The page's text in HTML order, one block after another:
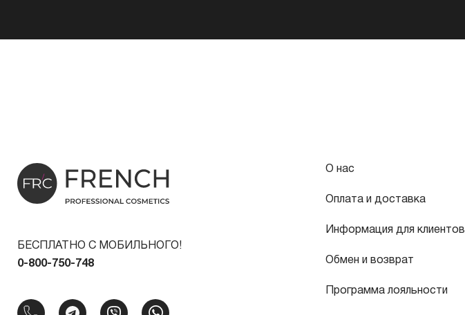
БЕСПЛАТНО С МОБИЛЬНОГО!
0-800-750-748
О нас
Оплата и доставка
Информация для клиентов
Обмен и возврат
Программа лояльности